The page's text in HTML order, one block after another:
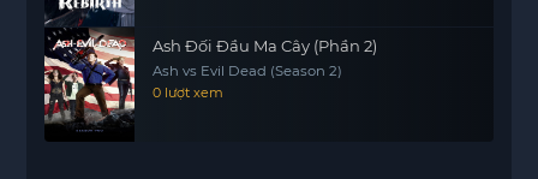
Ash Đối Đầu Ma Cây (Phần 2)
Ash vs Evil Dead (Season 2)
0 lượt xem